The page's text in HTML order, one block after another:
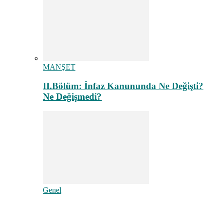
MANŞET
II.Bölüm: İnfaz Kanununda Ne Değişti?
Ne Değişmedi?
Genel